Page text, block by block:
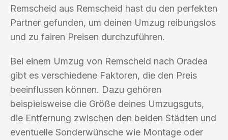
Remscheid aus Remscheid hast du den perfekten
Partner gefunden, um deinen Umzug reibungslos
und zu fairen Preisen durchzuführen.
Bei einem Umzug von Remscheid nach Oradea
gibt es verschiedene Faktoren, die den Preis
beeinflussen können. Dazu gehören
beispielsweise die Größe deines Umzugsguts,
die Entfernung zwischen den beiden Städten und
eventuelle Sonderwünsche wie Montage oder